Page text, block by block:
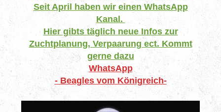
Seit April haben wir einen WhatsApp
Kanal.
Hier gibts täglich neue Infos zur
Zuchtplanung, Verpaarung ect. Kommt
gerne dazu
WhatsApp
- Beagles vom Königreich-